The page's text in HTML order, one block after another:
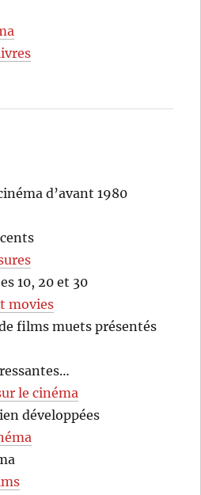
d’avant 1980
10, 20 et 30
movies
films muets présentés
le cinéma
développées